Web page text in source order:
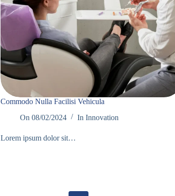
Commodo Nulla Facilisi Vehicula
On 08/02/2024 In Innovation
Lorem ipsum dolor sit…